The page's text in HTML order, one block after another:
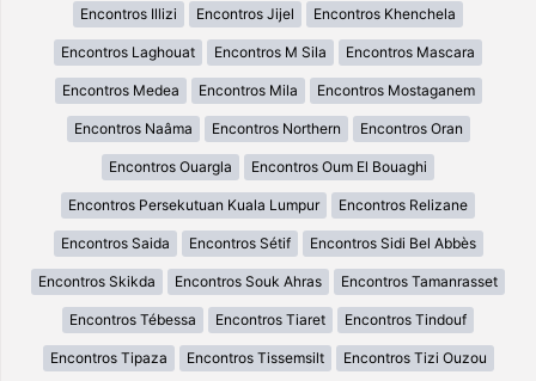
Encontros Illizi Encontros Jijel Encontros Khenchela
Encontros Laghouat Encontros M Sila Encontros Mascara
Encontros Medea Encontros Mila Encontros Mostaganem
Encontros Naâma Encontros Northern Encontros Oran
Encontros Ouargla Encontros Oum El Bouaghi
Encontros Persekutuan Kuala Lumpur Encontros Relizane
Encontros Saida Encontros Sétif Encontros Sidi Bel Abbès
Encontros Skikda Encontros Souk Ahras Encontros Tamanrasset
Encontros Tébessa Encontros Tiaret Encontros Tindouf
Encontros Tipaza Encontros Tissemsilt Encontros Tizi Ouzou